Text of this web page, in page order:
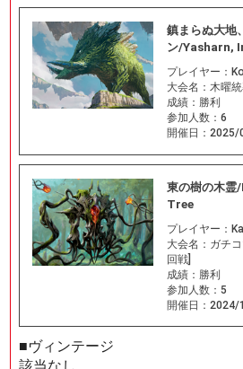
鎮まらぬ大地
ン/Yasharn,
プレイヤー：
大会名： 木曜
成績： 勝利
参加人数： 6
開催日： 2025/
東の樹の木
Tree
プレイヤー：
大会名： ガチ
回戦]
成績： 勝利
参加人数： 5
開催日： 2024/
■ヴィンテージ
該当なし